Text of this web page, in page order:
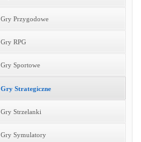
Gry Przygodowe
Gry RPG
Gry Sportowe
Gry Strategiczne
Gry Strzelanki
Gry Symulatory